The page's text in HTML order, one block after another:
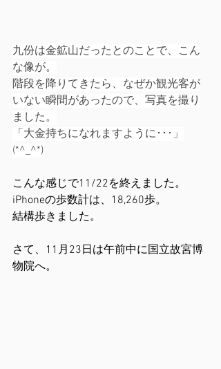
九份は金鉱山だったとのことで、こん
な像が。
階段を降りてきたら、なぜか観光客が
いない瞬間があったので、写真を撮り
ました。
「大金持ちになれますように･･･」
(*^_^*)
こんな感じで11/22を終えました。
iPhoneの歩数計は、18,260歩。
結構歩きました。
さて、11月23日は午前中に国立故宮博
物院へ。